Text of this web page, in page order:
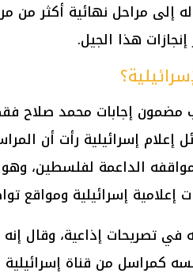
إلى مراحل نهائية أكثر من
هذا الجيل.
مضمون إجابات محمد صلاح
إعلام إسرائيلية رأت أن
الداعمة لفلسطين،
إعلامية إسرائيلية ومواقع
تصريحات إذاعية، وقال إنه
كمراسل من قناة